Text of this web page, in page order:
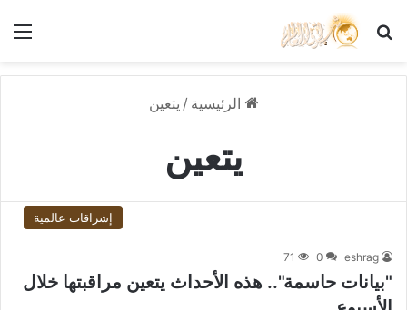
بحث عن
الرئيسية / يتعين
يتعين
إشراقات عالمية
eshrag
0
71
"بيانات حاسمة".. هذه الأحداث يتعين مراقبتها خلال